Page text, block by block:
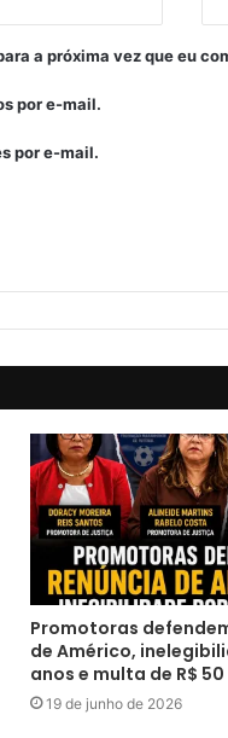
a próxima vez que eu
por e-mail.
por e-mail.
Promotoras
de Américo,
anos e multa de R$ 50
19 de junho de 2026